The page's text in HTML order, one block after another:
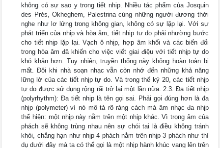
không có sự sao y trong tiết nhịp. Nhiều tác phẩm của Josquin
des Prés, Okheghem, Palestrina cùng những người đương thời
nghe như lơ lửng trong không gian, không có sự lặp lại. Với sự
phát triển của nhịp và hòa âm, tiết nhịp tự do phải nhường bước
cho tiết nhịp lặp lại. Vạch ô nhịp, hợp âm khối và các biến đổi
trong hòa âm đã khiến cho việc viết giai điệu với tiết nhịp tự do
khó khăn hơn. Tuy nhiên, truyền thống này không hoàn toàn bị
mất. Đôi khi nhà soạn nhạc vẫn còn nhớ đến những khả năng
lững lờ của các tiết nhịp tự do. Và trong thế kỷ 20, các tiết nhịp
tự do được sử dụng rộng rãi trở lại một lần nữa. 2.3. Đa tiết nhịp
(polyrhythm): Đa tiết nhịp là tên gọi sai. Phải gọi đúng hơn là đa
nhịp (polymeter) vì nó mô tả rõ ràng cách mà âm nhạc đa nhịp
thể hiện: một nhịp này nằm trên một nhịp khác. Vì trọng âm của
phách sẽ không trùng nhau nên sự chói tai là điều không tránh
khỏi, chẳng hạn như nhịp 4 phách nằm trên nhịp 3 phách như thí
dụ dưới đây mà ta có thể gọi là một nhịp hành khúc vang lên trên